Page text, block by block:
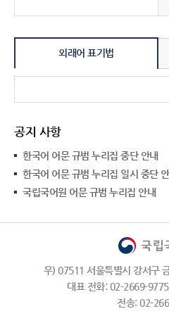
외래어 표기법
공지 사항
한국어 어문 규범 누리집 중단 안내
한국어 어문 규범 누리집 일시 중단
국립국어원 어문 규범 누리집 안내
우) 07511 서울특별시 강서구
대표 전화: 02-2669-
전송: 02-